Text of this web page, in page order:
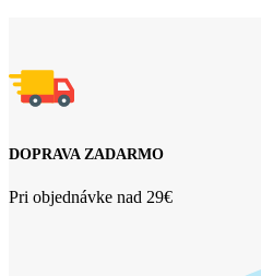
DOPRAVA ZADARMO
Pri objednávke nad 29€